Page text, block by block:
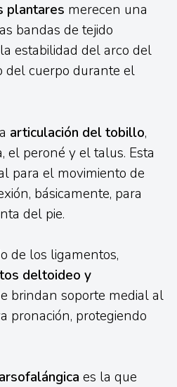
plantares merecen una
bandas de tejido
estabilidad del arco del
del cuerpo durante el
articulación del tobillo,
el peroné y el talus. Esta
para el movimiento de
básicamente, para
del pie.
de los ligamentos,
deltoideo y
brindan soporte medial al
pronación, protegiendo
es la que